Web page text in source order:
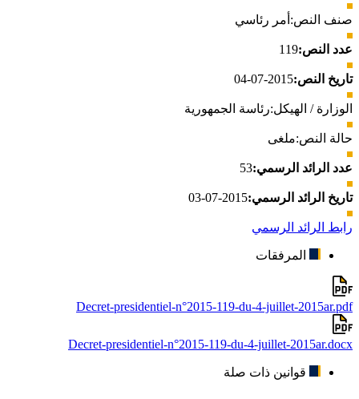
صنف النص: أمر رئاسي
عدد النص:119
تاريخ النص:2015-07-04
الوزارة / الهيكل:رئاسة الجمهورية
حالة النص:ملغى
عدد الرائد الرسمي:53
تاريخ الرائد الرسمي:2015-07-03
رابط الرائد الرسمي
المرفقات
Decret-presidentiel-n°2015-119-du-4-juillet-2015ar.pdf
Decret-presidentiel-n°2015-119-du-4-juillet-2015ar.docx
قوانين ذات صلة